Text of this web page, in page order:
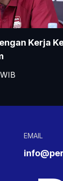
Kerja
WIB
EMAIL